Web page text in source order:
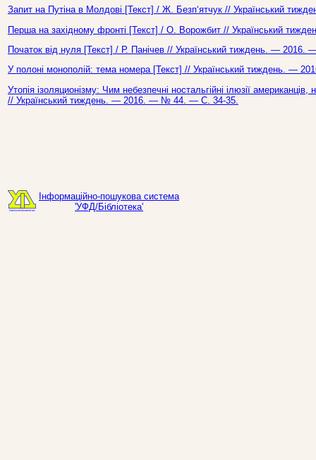
Запит на Путіна в Молдові [Текст] / Ж. Безп‘ятчук // Український
Перша на західному фронті [Текст] / О. Ворожбит // Український
Початок від нуля [Текст] / Р. Панічев // Український тиждень. —
У полоні монополій: тема номера [Текст] // Український тиждень. —
Утопія ізоляционізму: Чим небезпечні ностальгійні ілюзії
// Український тиждень. — 2016. — № 44. — С. 34-35.
Інформаційно-пошукова система
'УФД/Бібліотека'